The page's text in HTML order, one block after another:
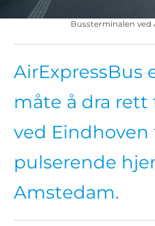
Bussterminalen ved
AirExpressBus
måte å dra
ved
pulserende
Amstedam.